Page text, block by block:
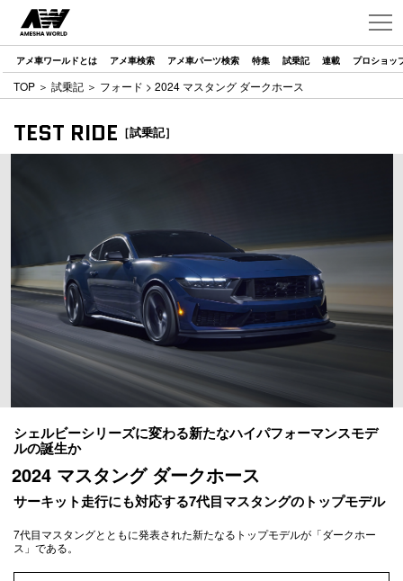
アメ車ワールドとは アメ車検索 アメ車パーツ検索 特集 試乗記 連載 プロショッ
TOP ＞ 試乗記 ＞ フォード > 2024 マスタング ダークホース
TEST RIDE ［試乗記］
シェルビーシリーズに変わる新たなハイパフォーマンスモデ
ルの誕生か
2024 マスタング ダークホース
サーキット走行にも対応する7代目マスタングのトップモデル
7代目マスタングとともに発表された新たなるトップモデルが「ダークホー
ス」である。